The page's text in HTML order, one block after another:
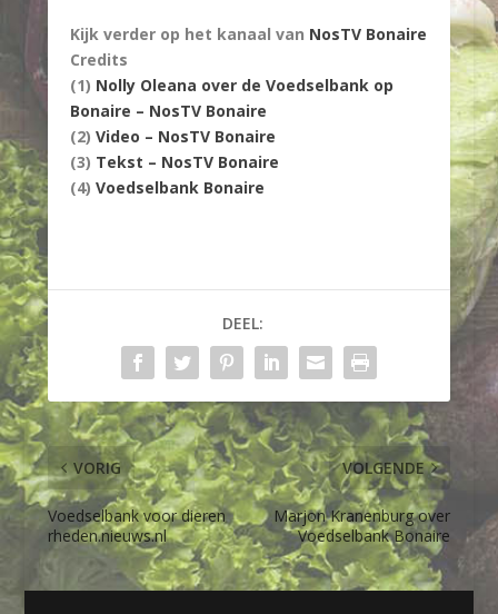
Kijk verder op het kanaal van NosTV Bonaire
Credits
(1) Nolly Oleana over de Voedselbank op
Bonaire – NosTV Bonaire
(2) Video – NosTV Bonaire
(3) Tekst – NosTV Bonaire
(4) Voedselbank Bonaire
DEEL:
VORIG
Voedselbank voor dieren
rheden.nieuws.nl
VOLGENDE
Marjon Kranenburg over
Voedselbank Bonaire